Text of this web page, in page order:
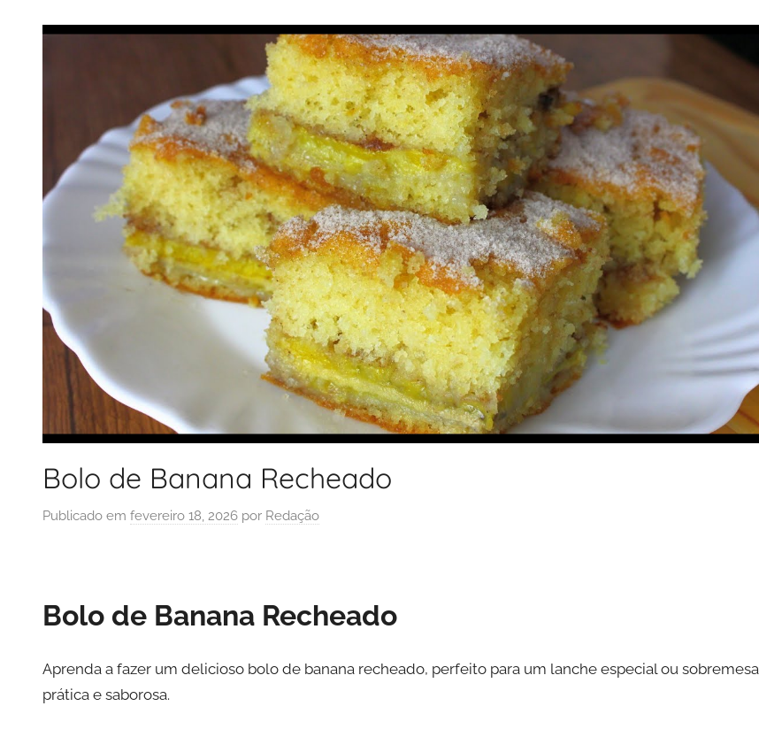
Bolo de Banana Recheado
Publicado em fevereiro 18, 2026 por Redação
Bolo de Banana Recheado
Aprenda a fazer um delicioso bolo de banana recheado, perfeito para um lanche especial ou sobremesa
prática e saborosa.